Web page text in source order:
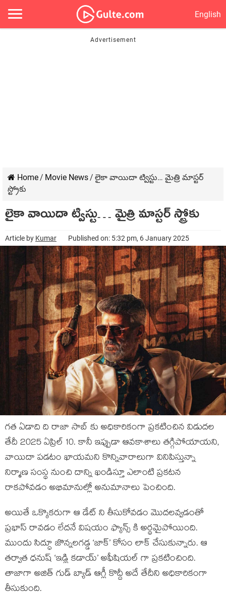
English
Home/ Movie News/ లైకా వాయిదా ట్విస్టు… మైత్రి మాస్టర్
స్ట్రోకు
లైకా వాయిదా ట్విస్టు… మైత్రి మాస్టర్ స్ట్రోకు
Article by Kumar Published on: 5:32 pm, 6 January 2025
గత ఏడాది ది రాజా సాబ్ కు అధికారికంగా ప్రకటించిన విడుదల
తేదీ 2025 ఏప్రిల్ 10. కానీ ఇప్పుడా ఆవకాశాలు తగ్గిపోయాయని,
వాయిదా పడటం ఖాయమని కొన్నివారాలుగా వినిపిస్తున్నా
నిర్మాణ సంస్థ నుంచి దాన్ని ఖండిస్తూ ఎలాంటి ప్రకటన
రాకపోవడం అభిమానుల్లో అనుమానాలు పెంచింది.
అయితే ఒక్కొకరుగా ఆ డేట్ ని తీసుకోవడం మొదలవ్వడంతో
ప్రభాస్ రావడం లేదనే విషయం ఫ్యాన్స్ కి అర్థమైపోయింది.
ముందు సిద్ధూ జొన్నలగడ్డ ‘జాక్’ కోసం లాక్ చేసుకున్నారు. ఆ
తర్వాత ధనుష్ ‘ఇడ్లి కడాయ్’ అఫీషియల్ గా ప్రకటించింది.
తాజాగా అజిత్ గుడ్ బ్యాడ్ ఆగ్లీ కొద్దీ అదే తేదీని అధికారికంగా
తీసుకుంది.